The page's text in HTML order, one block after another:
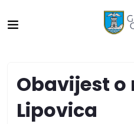
Obavijest
Lipovica